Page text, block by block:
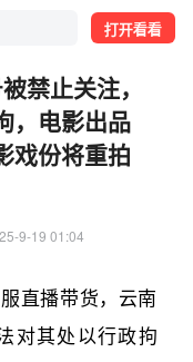
打开看看
禁止关注，
，电影出品
戏份将重拍
9-19 01:04
直播带货，云南
对其处以行政拘